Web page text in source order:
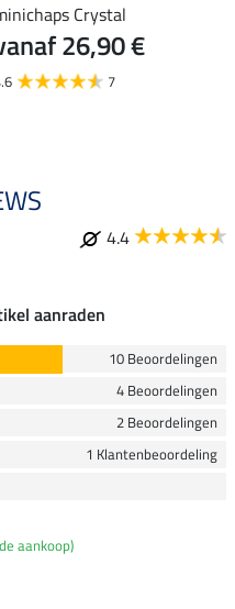
Crystal
26,90 €
7
4.4
aanraden
10 Beoordelingen
4 Beoordelingen
2 Beoordelingen
1 Klantenbeoordeling
aankoop)